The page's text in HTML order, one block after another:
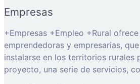
Empresas
+Empresas +Empleo +Rural
emprendedoras y empresarias,
instalarse en los territorios rurales
proyecto, una serie de servicios,